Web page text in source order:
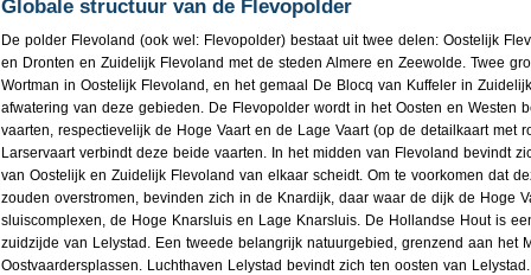
Globale structuur van de Flevopolder
De polder Flevoland (ook wel: Flevopolder) bestaat uit twee delen: Oostelijk
en Dronten en Zuidelijk Flevoland met de steden Almere en Zeewolde. Twee
Wortman in Oostelijk Flevoland, en het gemaal De Blocq van Kuffeler in
afwatering van deze gebieden. De Flevopolder wordt in het Oosten en Westen
vaarten, respectievelijk de Hoge Vaart en de Lage Vaart (op de detailkaart met
Larservaart verbindt deze beide vaarten. In het midden van Flevoland bevindt
van Oostelijk en Zuidelijk Flevoland van elkaar scheidt. Om te voorkomen dat
zouden overstromen, bevinden zich in de Knardijk, daar waar de dijk de Hoge
sluiscomplexen, de Hoge Knarsluis en Lage Knarsluis. De Hollandse Hout is
zuidzijde van Lelystad. Een tweede belangrijk natuurgebied, grenzend aan het
Oostvaardersplassen. Luchthaven Lelystad bevindt zich ten oosten van Lelystad.